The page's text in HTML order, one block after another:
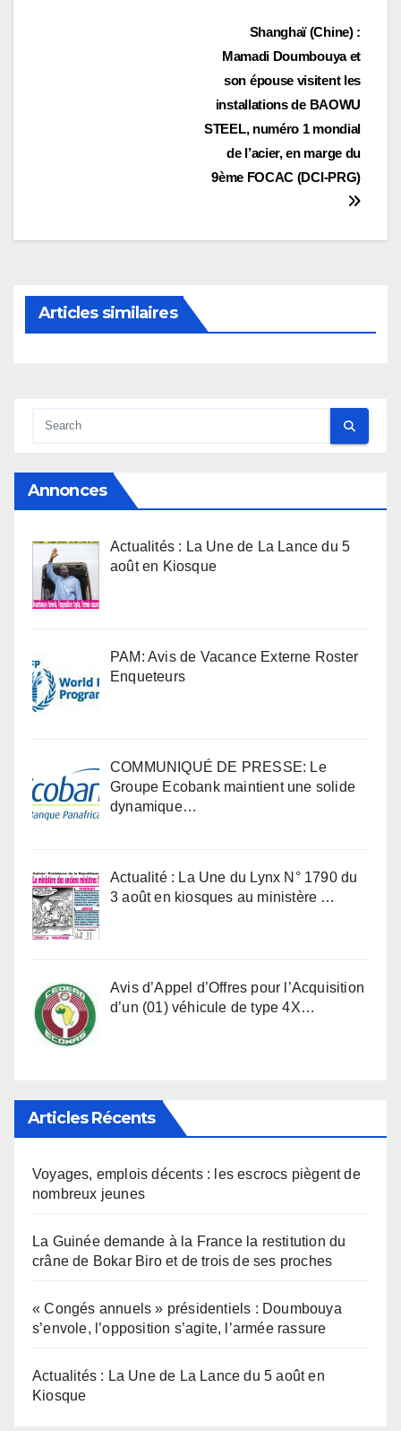
Shanghaï (Chine) :
Mamadi Doumbouya et
son épouse visitent les
installations de BAOWU
STEEL, numéro 1 mondial
de l’acier, en marge du
9ème FOCAC (DCI-PRG)
Articles similaires
Annonces
Actualités : La Une de La Lance du 5
août en Kiosque
PAM: Avis de Vacance Externe Roster
Enqueteurs
COMMUNIQUÉ DE PRESSE: Le
Groupe Ecobank maintient une solide
dynamique…
Actualité : La Une du Lynx N° 1790 du
3 août en kiosques au ministère …
Avis d’Appel d’Offres pour l’Acquisition
d’un (01) véhicule de type 4X…
Articles Récents
Voyages, emplois décents : les escrocs piègent de
nombreux jeunes
La Guinée demande à la France la restitution du
crâne de Bokar Biro et de trois de ses proches
« Congés annuels » présidentiels : Doumbouya
s’envole, l’opposition s’agite, l’armée rassure
Actualités : La Une de La Lance du 5 août en
Kiosque